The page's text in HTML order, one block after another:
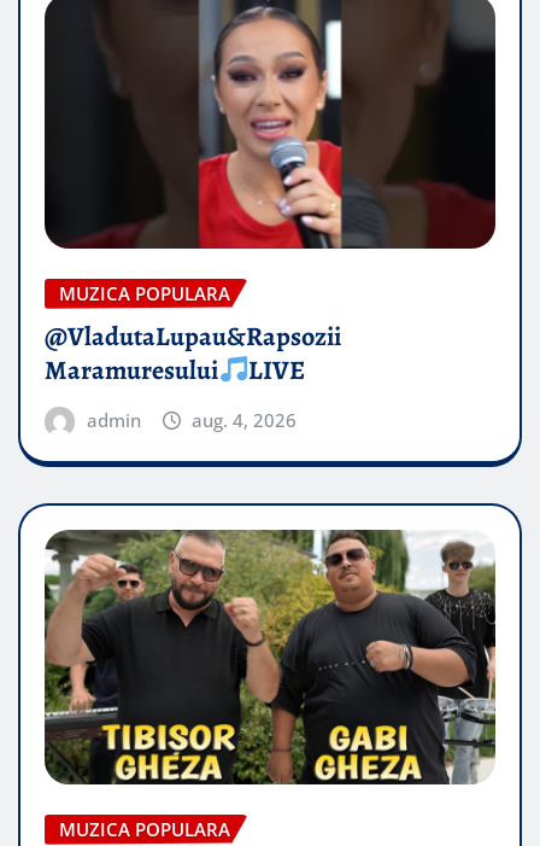
MUZICA POPULARA
@VladutaLupau&Rapsozii
Maramuresului
LIVE
admin aug. 4, 2026
MUZICA POPULARA